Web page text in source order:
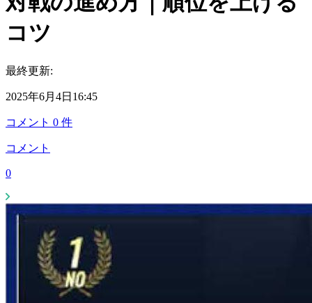
コツ
最終更新:
2025年6月4日16:45
コメント 0 件
コメント
0